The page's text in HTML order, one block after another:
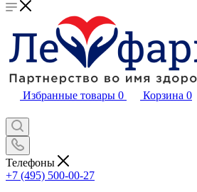
Избранные товары 0 Корзина 0
Телефоны
+7 (495) 500-00-27